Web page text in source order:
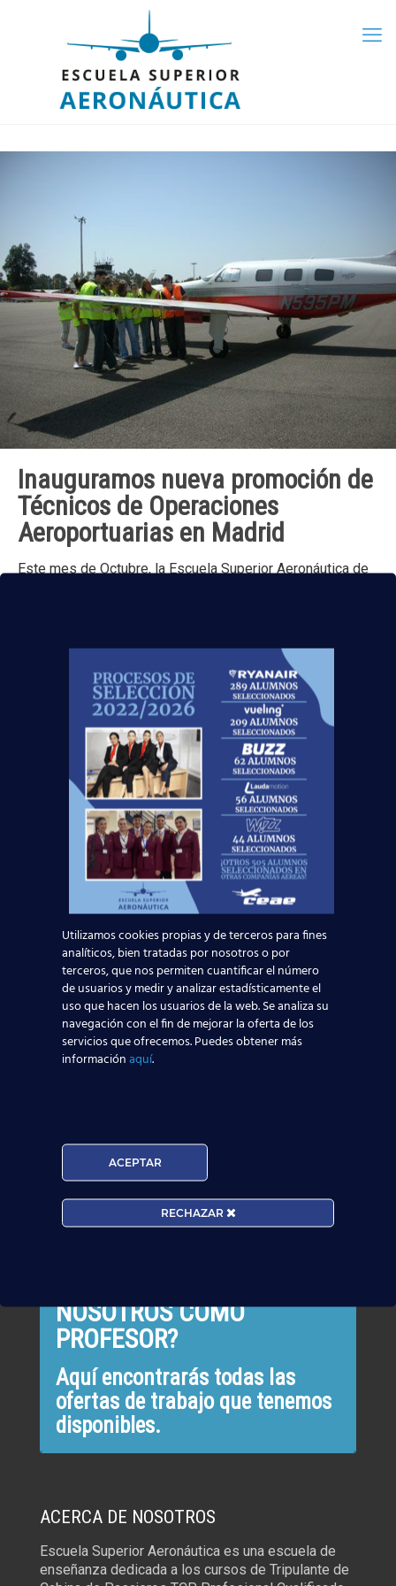
Inauguramos nueva promoción de
Técnicos de Operaciones
Aeroportuarias en Madrid
Este mes de Octubre, la Escuela Superior Aeronáutica de
TAG CLOUD
Binter Canarias DEA respiración cardiopulmonar
Desfibriladores Automáticos mundo laboral
operarios de Handling Simulador de Vuelo
Operador de Centros de Facilitación Aeroportuaria
Apoyo de Atención a Pasajeros
Asistente al Despachador de Vuelo
centro aeronáutico de Madrid airbus 350
trabajo azafata de vuelo
Operadores de Centros de Facilitación Aeroportuaria
Compañías aérea garantía de éxito
formación de calidad
tasas aéreas Air Berlín
TRABAJA CON NOSOTROS
NOSOTROS COMO
PROFESOR?
Aquí encontrarás todas las
ofertas de trabajo que tenemos
disponibles.
ACERCA DE NOSOTROS
Escuela Superior Aeronáutica es una escuela de
enseñanza dedicada a los cursos de Tripulante de
Utilizamos cookies propias y de terceros para fines
analíticos, bien tratadas por nosotros o por
terceros, que nos permiten cuantificar el número
de usuarios y medir y analizar estadísticamente el
uso que hacen los usuarios de la web. Se analiza su
navegación con el fin de mejorar la oferta de los
servicios que ofrecemos. Puedes obtener más
informaciónaquí.
ACEPTAR
RECHAZAR